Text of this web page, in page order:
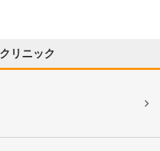
リニック